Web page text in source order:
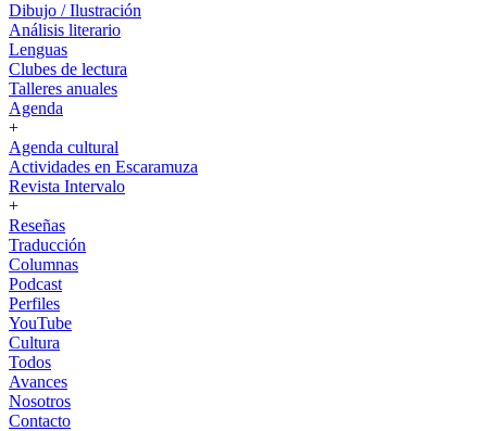
Dibujo / Ilustración
Análisis literario
Lenguas
Clubes de lectura
Talleres anuales
Agenda
+
Agenda cultural
Actividades en Escaramuza
Revista Intervalo
+
Reseñas
Traducción
Columnas
Podcast
Perfiles
YouTube
Cultura
Todos
Avances
Nosotros
Contacto